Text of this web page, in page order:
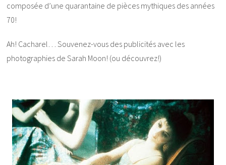
composée d’une quarantaine de pièces mythiques des années
70!
Ah! Cacharel… Souvenez-vous des publicités avec les
photographies de Sarah Moon! (ou découvrez!)